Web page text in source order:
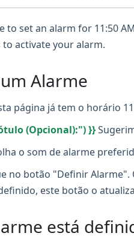
to set an alarm for 11:50
activate your alarm.
Alarme
página já tem o horário
(Opcional):") }}
o som de alarme
no botão "Definir
este botão o
está